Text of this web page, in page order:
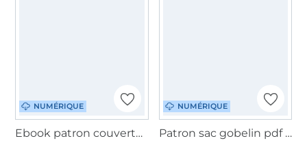
NUMÉRIQUE
Ebook patron couverture pour siège bébé Selbernähen.net, en allemand
NUMÉRIQUE
Patron sac gobelin pdf Freya Malomi, en français